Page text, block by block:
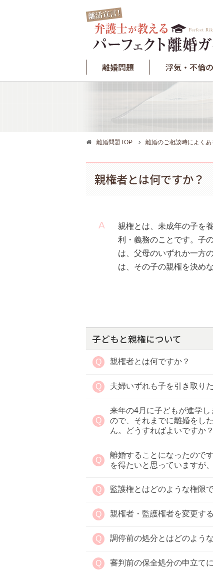
離婚問題 浮気・不倫
離婚問題TOP 離婚のご相談時によくあ
親権者とは何ですか？
親権とは、未成年の子を
利・義務のことです。子
は、父母のいずれか一方
は、その子の親権を決め
子どもと親権について
親権者とは何ですか？
夫婦いずれも子を引き取り
来年の4月に子どもが進学
ので、それまでに離婚をし
ん。どうすればよいですか？
離婚することになったので
を得たいと思っていますが
監護権とはどのような権限
親権者・監護権者を変更す
調停前の処分とはどのよう
審判前の保全処分の申立て